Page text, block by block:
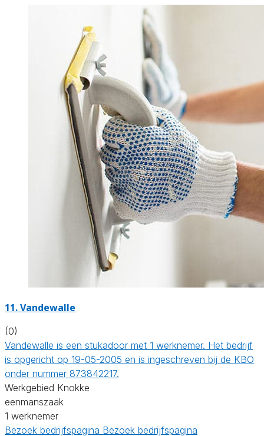
11. Vandewalle
(0)
Vandewalle is een stukadoor met 1 werknemer. Het bedrijf
is opgericht op 19-05-2005 en is ingeschreven bij de KBO
onder nummer 873842217.
Werkgebied Knokke
eenmanszaak
1 werknemer
Bezoek bedrijfspagina Bezoek bedrijfspagina